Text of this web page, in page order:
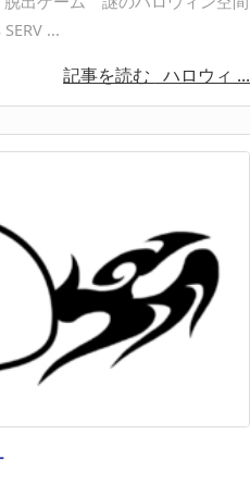
...
記事を読む ハロウィ ...